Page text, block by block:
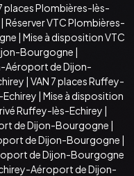
places Plombières-lès-
| Réserver VTC Plombières-
| Mise à disposition VTC
Bourgogne |
Aéroport de Dijon-
| VAN 7 places Ruffey-
Echirey | Mise à disposition
Ruffey-lès-Echirey |
de Dijon-Bourgogne |
de Dijon-Bourgogne |
de Dijon-Bourgogne
Aéroport de Dijon-